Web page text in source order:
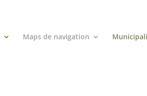
Maps de navigation